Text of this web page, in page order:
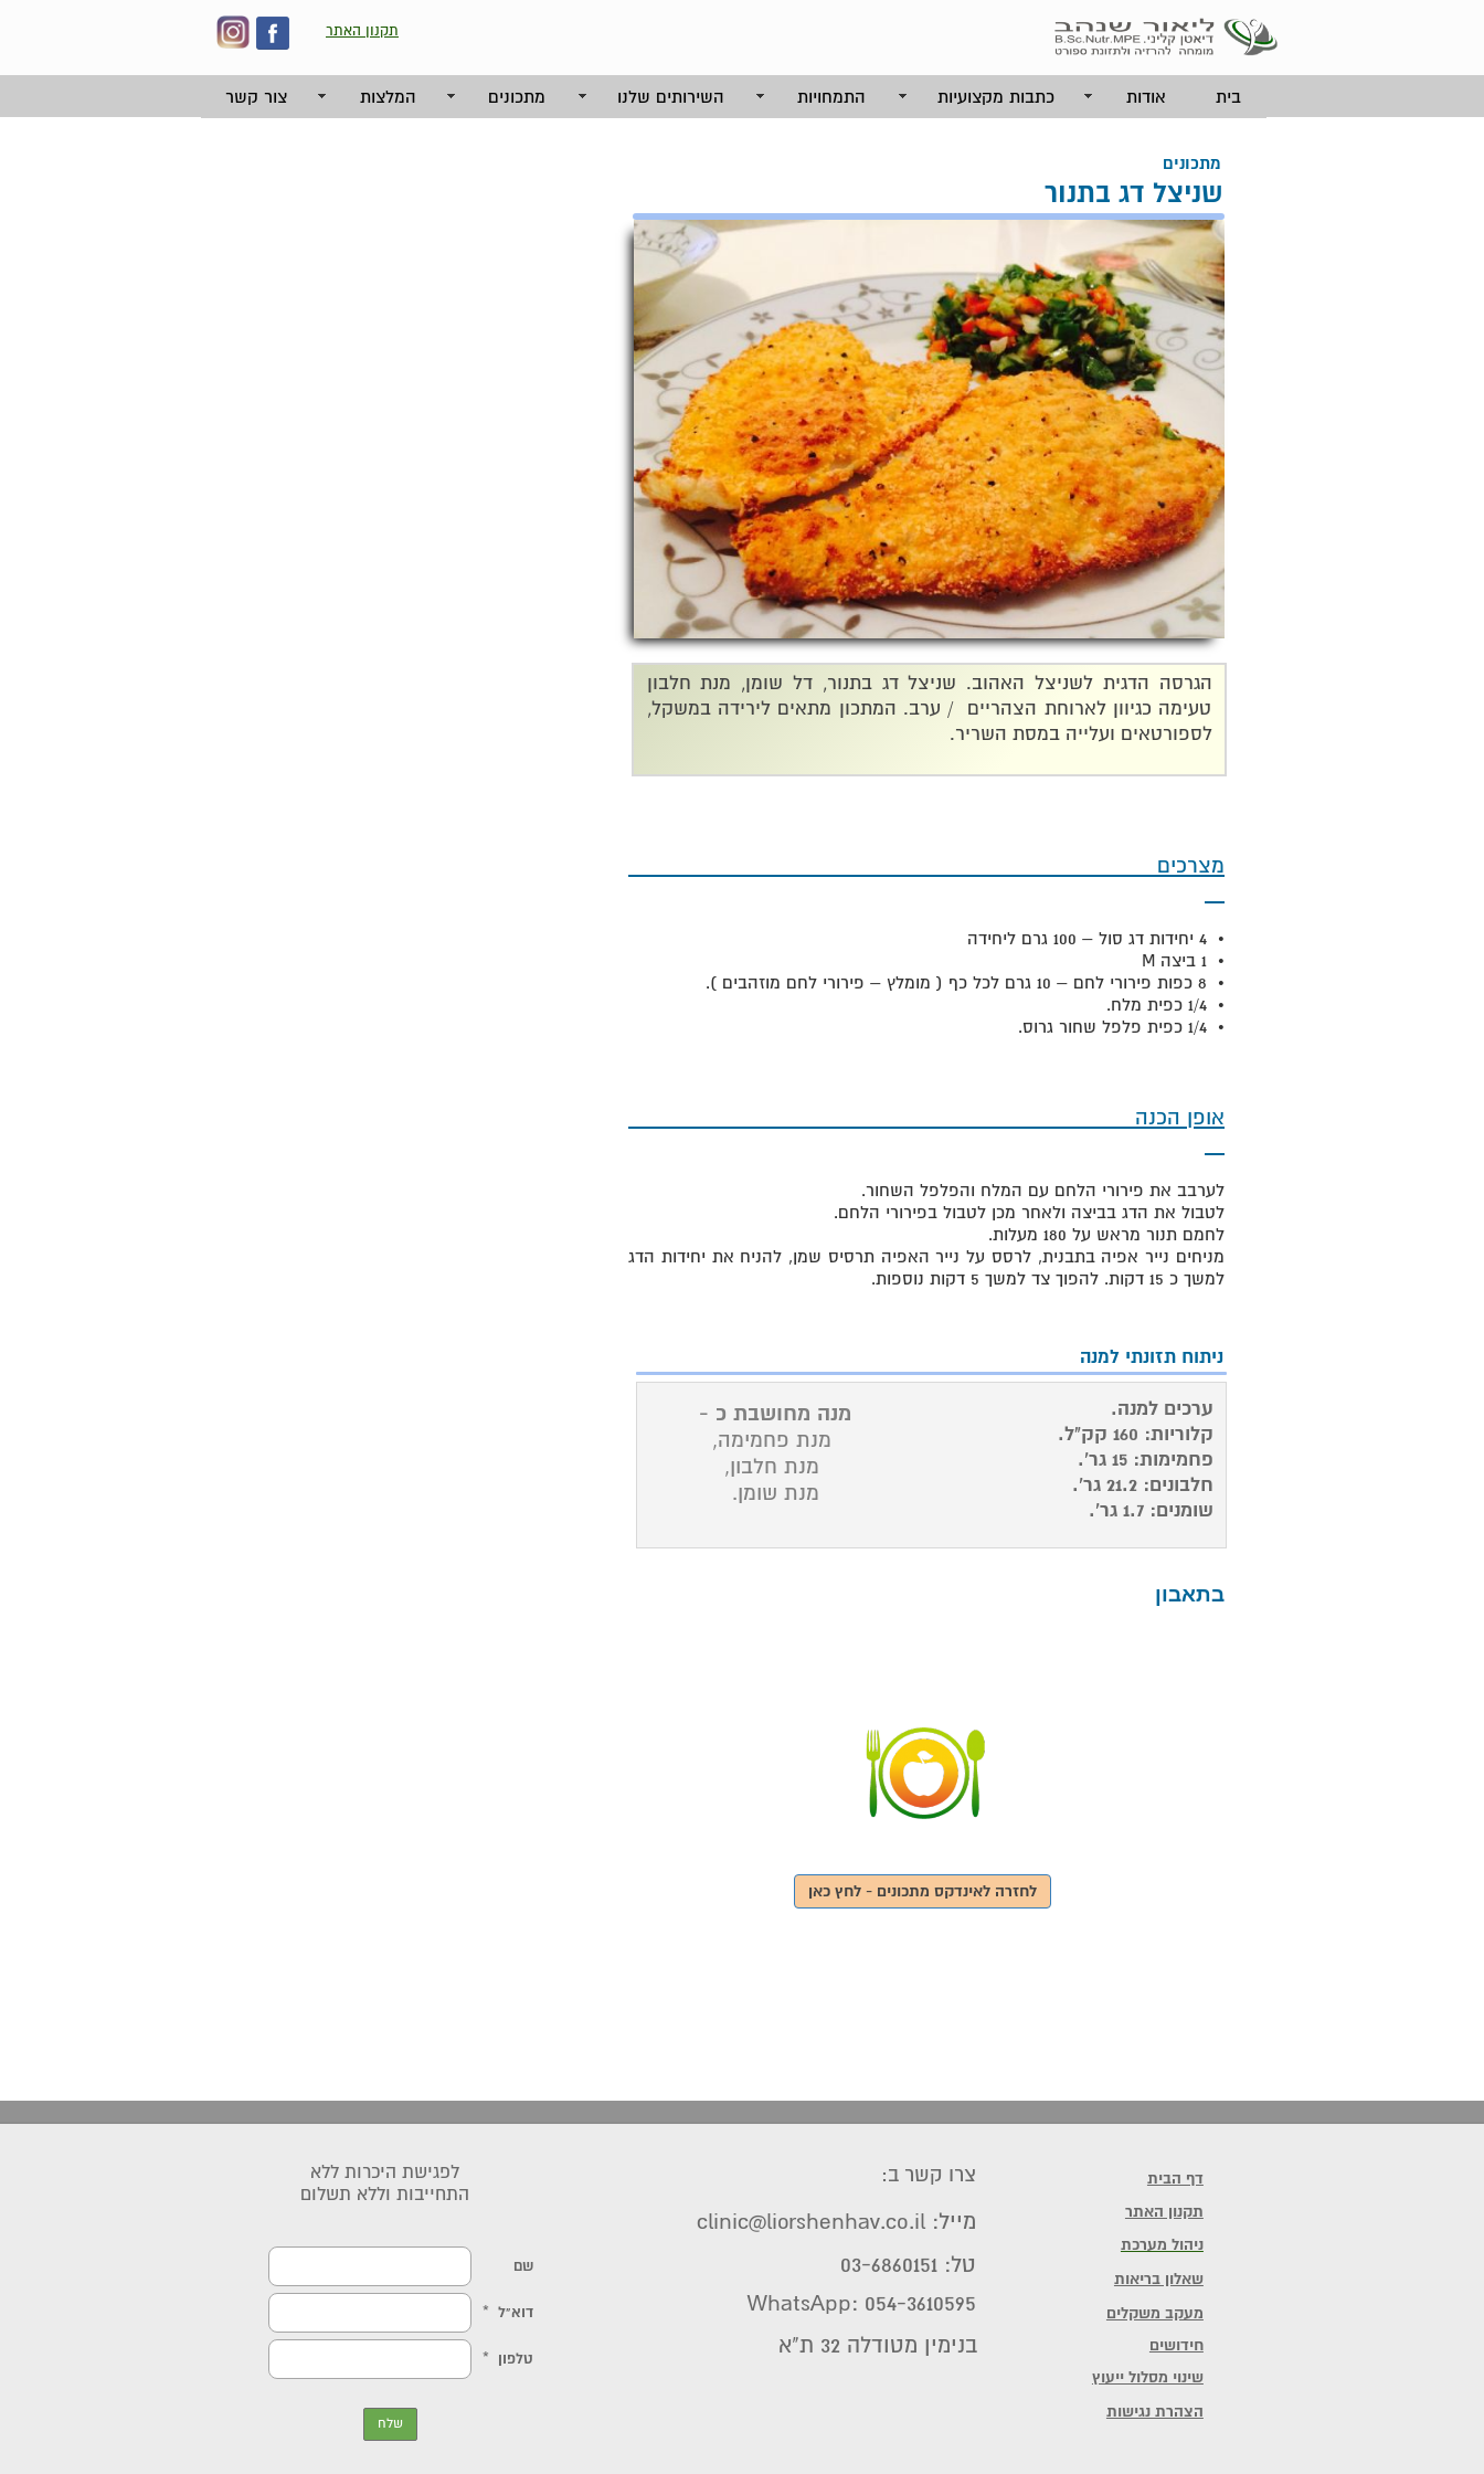
תקנון האתר
בית אודות כתבות מקצועיות התמחויות השירותים שלנו מתכונים המלצות צור קשר
שניצל דג בתנור
מתכונים
הגרסה הדגית לשניצל האהוב. שניצל דג בתנור, דל שומן, מנת חלבון
טעימה כגיוון לארוחת הצהריים / ערב. המתכון מתאים לירידה במשקל,
לספורטאים ועלייה במסת השריר.
מצרכים
• 4 יחידות דג סול – 100 גרם ליחידה
• 1 ביצה M
• 8 כפות פירורי לחם – 10 גרם לכל כף ( מומלץ – פירורי לחם מוזהבים ).
• 1/4 כפית מלח.
• 1/4 כפית פלפל שחור גרוס.
אופן הכנה
לערבב את פירורי הלחם עם המלח והפלפל השחור.
לטבול את הדג בביצה ולאחר מכן לטבול בפירורי הלחם.
לחמם תנור מראש על 180 מעלות.
מניחים נייר אפיה בתבנית, לרסס על נייר האפיה תרסיס שמן, להניח את יחידות הדג
למשך כ 15 דקות. להפוך צד למשך 5 דקות נוספות.
ניתוח תזונתי למנה
ערכים למנה.
קלוריות: 160 קק"ל.
פחמימות: 15 גר'.
חלבונים: 21.2 גר'.
שומנים: 1.7 גר'.
מנה מחושבת כ -
מנת פחמימה,
מנת חלבון,
מנת שומן.
בתאבון
לחזרה לאינדקס מתכונים - לחץ כאן
דף הבית
תקנון האתר
ניהול מערכת
שאלון בריאות
מעקב משקלים
חידושים
שינוי מסלול ייעוץ
הצהרת נגישות
לפגישת היכרות ללא
התחייבות וללא תשלום
בנימין מטודלה 32 ת"א
צרו קשר ב:
מייל: clinic@liorshenhav.co.il
טל: 03-6860151
WhatsApp: 054-3610595